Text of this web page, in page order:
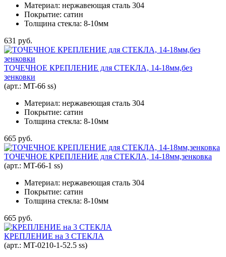
Материал: нержавеющая сталь 304
Покрытие: сатин
Толщина стекла: 8-10мм
631 руб.
ТОЧЕЧНОЕ КРЕПЛЕНИЕ для СТЕКЛА, 14-18мм,без
зенковки
(арт.: MT-66 ss)
Материал: нержавеющая сталь 304
Покрытие: сатин
Толщина стекла: 8-10мм
665 руб.
ТОЧЕЧНОЕ КРЕПЛЕНИЕ для СТЕКЛА, 14-18мм,зенковка
(арт.: MT-66-1 ss)
Материал: нержавеющая сталь 304
Покрытие: сатин
Толщина стекла: 8-10мм
665 руб.
КРЕПЛЕНИЕ на 3 СТЕКЛА
(арт.: MT-0210-1-52.5 ss)